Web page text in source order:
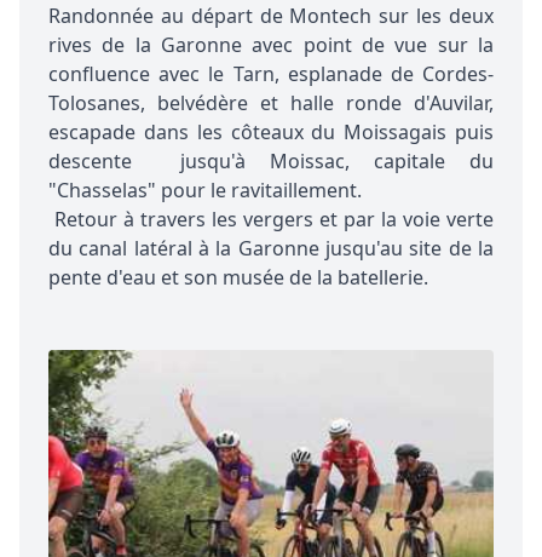
Randonnée au départ de Montech sur les deux
rives de la Garonne avec point de vue sur la
confluence avec le Tarn, esplanade de Cordes-
Tolosanes, belvédère et halle ronde d'Auvilar,
escapade dans les côteaux du Moissagais puis
descente jusqu'à Moissac, capitale du
"Chasselas" pour le ravitaillement.
Retour à travers les vergers et par la voie verte
du canal latéral à la Garonne jusqu'au site de la
pente d'eau et son musée de la batellerie.